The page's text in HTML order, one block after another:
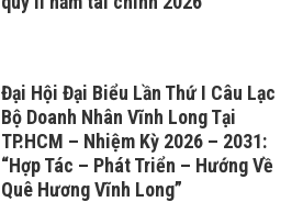
Đại Hội Đại Biểu Lần Thứ I Câu Lạc
Bộ Doanh Nhân Vĩnh Long Tại
TP.HCM – Nhiệm Kỳ 2026 – 2031:
“Hợp Tác – Phát Triển – Hướng Về
Quê Hương Vĩnh Long”